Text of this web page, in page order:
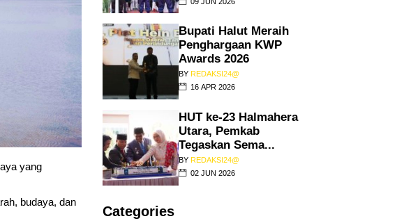
yang
budaya, dan
Bupati Halut Meraih
Penghargaan KWP
Awards 2026
BY REDAKSI24@
16 APR 2026
HUT ke-23 Halmahera
Utara, Pemkab
Tegaskan Sema...
BY REDAKSI24@
02 JUN 2026
Categories